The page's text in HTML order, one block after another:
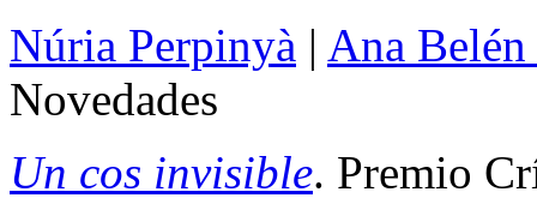
Núria Perpinyà | Ana
Novedades
Un cos invisible. Premio